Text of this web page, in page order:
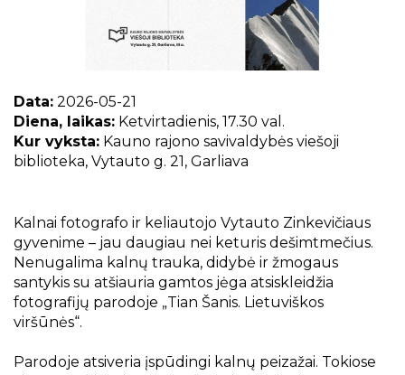
Kraštotyrinės virtualios parodos
Piligrimų keliai Kauno rajone
Data: 2026-05-21
Diena, laikas: Ketvirtadienis, 17.30 val.
Kur vyksta: Kauno rajono savivaldybės viešoji
biblioteka, Vytauto g. 21, Garliava
Kalnai fotografo ir keliautojo Vytauto Zinkevičiaus
gyvenime – jau daugiau nei keturis dešimtmečius.
Nenugalima kalnų trauka, didybė ir žmogaus
santykis su atšiauria gamtos jėga atsiskleidžia
fotografijų parodoje „Tian Šanis. Lietuviškos
viršūnės“.
Parodoje atsiveria įspūdingi kalnų peizažai. Tokiose